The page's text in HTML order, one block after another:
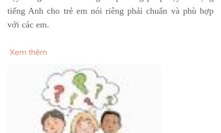
tiếng Anh cho trẻ em nói riêng phải chuẩn và phù hợp
với các em.
Xem thêm